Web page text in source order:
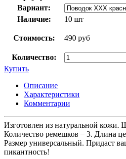
Вариант:
Наличие:
10 шт
Стоимость: 490 руб
Количество:
Купить
Описание
Характеристики
Комментарии
Изготовлен из натуральной
Количество ремешков – 3. Длина
Размер универсальный. Придаст
пикантность!